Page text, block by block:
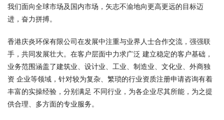
我们面向全球市场及国内市场，矢志不渝地向更高更远的目标迈
进，奋力拼搏。
香港庆炎环保有限公司在发展中注重与业界人士合作交流，强强联
手，共同发展壮大。在客户层面中力求广泛 建立稳定的客户基础，
业务范围涵盖了建筑业、设计业、工业、制造业、文化业、外商独
资 企业等领域，针对较为复杂、繁琐的行业资质注册申请咨询有着
丰富的实操经验，分别满足 不同行业，为各企业尽其所能，为之提
供合理、多方面的专业服务。